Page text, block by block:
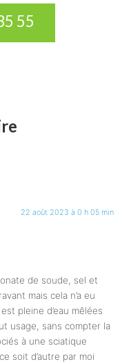
55
22 août 2023 à 0 h 05 min
de soude, sel et
mais cela n’a eu
pleine d’eau mêlées
usage, sans compter la
à une sciatique
soit d’autre par moi